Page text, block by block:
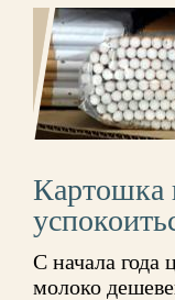
Картошка
С начала года
молоко